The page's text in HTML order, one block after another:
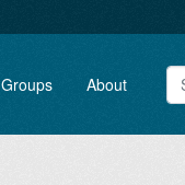
Groups About